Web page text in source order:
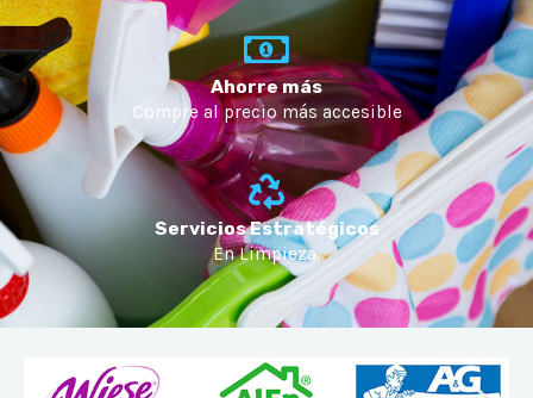
Ahorre más
Compre al precio más accesible
Servicios Estratégicos
En Limpieza.